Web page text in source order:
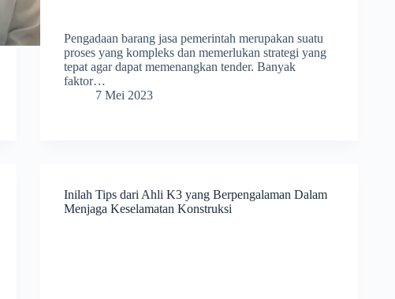
Pengadaan barang jasa pemerintah merupakan suatu
proses yang kompleks dan memerlukan strategi yang
tepat agar dapat memenangkan tender. Banyak
faktor…
7 Mei 2023
Inilah Tips dari Ahli K3 yang Berpengalaman Dalam
Menjaga Keselamatan Konstruksi